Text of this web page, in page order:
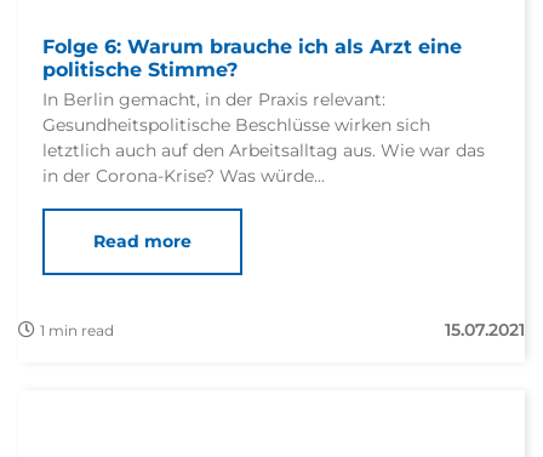
Folge 6: Warum brauche ich als Arzt eine
politische Stimme?
In Berlin gemacht, in der Praxis relevant:
Gesundheitspolitische Beschlüsse wirken sich
letztlich auch auf den Arbeitsalltag aus. Wie war das
in der Corona-Krise? Was würde...
Read more
1 min read 15.07.2021